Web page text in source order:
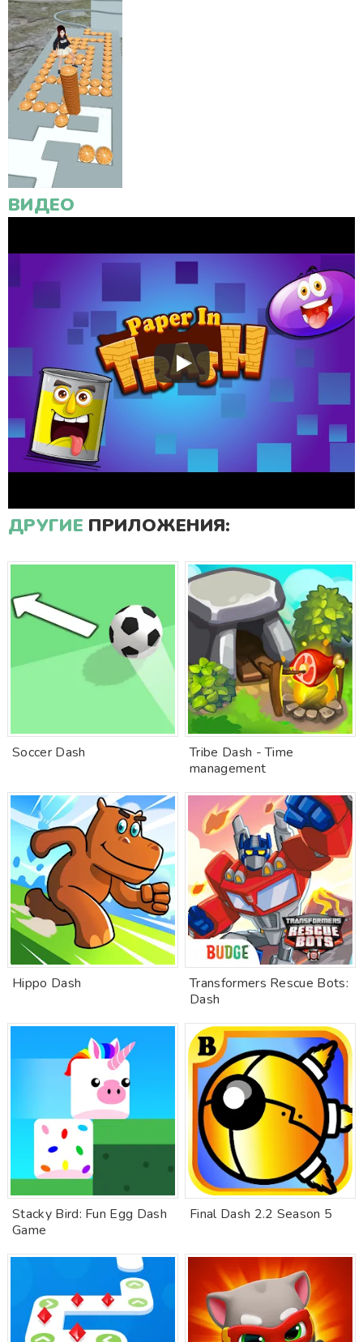
ВИДЕО
ДРУГИЕ ПРИЛОЖЕНИЯ:
Soccer Dash
Tribe Dash - Time
management
Hippo Dash
Transformers Rescue Bots:
Dash
Stacky Bird: Fun Egg Dash
Game
Final Dash 2.2 Season 5